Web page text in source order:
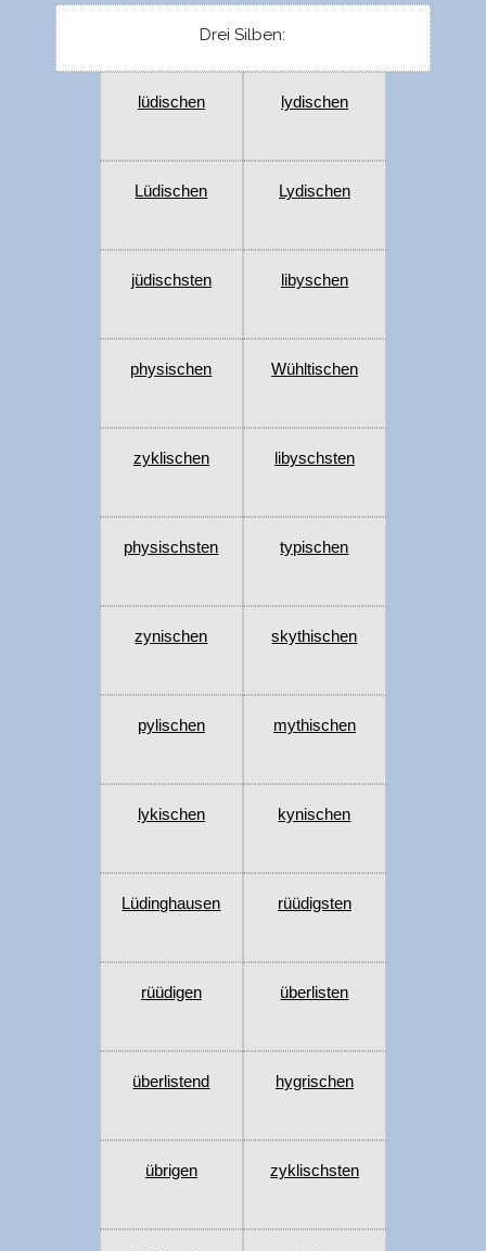
Drei Silben:
lüdischen lydischen
Lüdischen Lydischen
jüdischsten libyschen
physischen Wühltischen
zyklischen libyschsten
physischsten typischen
zynischen skythischen
pylischen mythischen
lykischen kynischen
Lüdinghausen rüüdigsten
rüüdigen überlisten
überlistend hygrischen
übrigen zyklischsten